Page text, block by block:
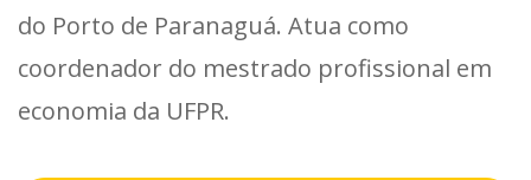
do Porto de Paranaguá. Atua como
coordenador do mestrado profissional em
economia da UFPR.